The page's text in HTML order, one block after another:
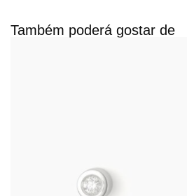
Também poderá gostar de